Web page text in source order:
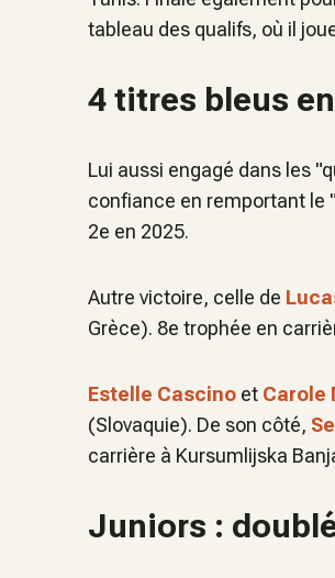
tableau des qualifs, où il
4 titres bleus
Lui aussi engagé dans les
confiance en remportant le
2e en 2025.
Autre victoire, celle de
Grèce). 8e trophée en
Estelle Cascino et Carole
(Slovaquie). De son côté,
carrière à Kursumlijska
Juniors :